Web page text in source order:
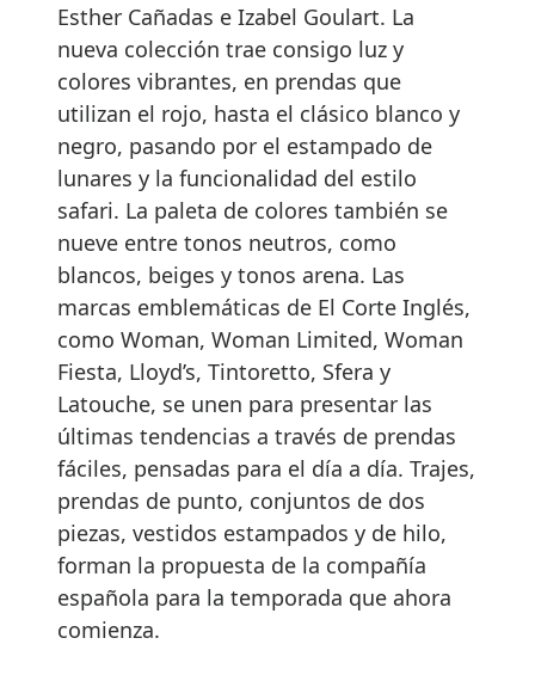
Esther Cañadas e Izabel Goulart. La
nueva colección trae consigo luz y
colores vibrantes, en prendas que
utilizan el rojo, hasta el clásico blanco y
negro, pasando por el estampado de
lunares y la funcionalidad del estilo
safari. La paleta de colores también se
nueve entre tonos neutros, como
blancos, beiges y tonos arena. Las
marcas emblemáticas de El Corte Inglés,
como Woman, Woman Limited, Woman
Fiesta, Lloyd’s, Tintoretto, Sfera y
Latouche, se unen para presentar las
últimas tendencias a través de prendas
fáciles, pensadas para el día a día. Trajes,
prendas de punto, conjuntos de dos
piezas, vestidos estampados y de hilo,
forman la propuesta de la compañía
española para la temporada que ahora
comienza.